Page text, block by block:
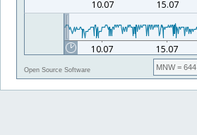
Open Source Software MNW= 644